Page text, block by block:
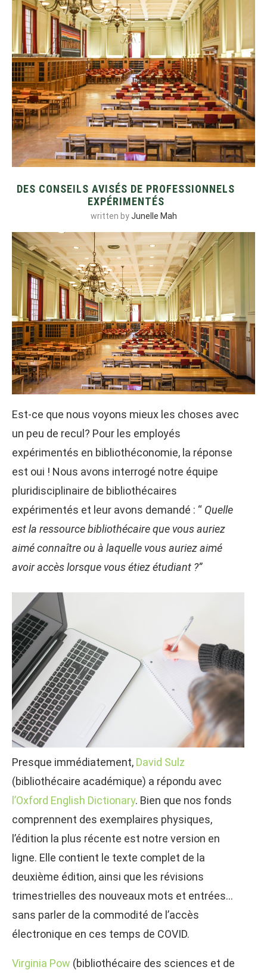
DES CONSEILS AVISÉS DE PROFESSIONNELS
EXPÉRIMENTÉS
written byJunelle Mah
Est-ce que nous voyons mieux les choses avec
un peu de recul? Pour les employés
expérimentés en bibliothéconomie, la réponse
est oui ! Nous avons interrogé notre équipe
pluridisciplinaire de bibliothécaires
expérimentés et leur avons demandé : “ Quelle
est la ressource bibliothécaire que vous auriez
aimé connaître ou à laquelle vous auriez aimé
avoir accès lorsque vous étiez étudiant ?”
Presque immédiatement, David Sulz
(bibliothécaire académique) a répondu avec
l’Oxford English Dictionary. Bien que nos fonds
comprennent des exemplaires physiques,
l’édition la plus récente est notre version en
ligne. Elle contient le texte complet de la
deuxième édition, ainsi que les révisions
trimestrielles des nouveaux mots et entrées…
sans parler de la commodité de l’accès
électronique en ces temps de COVID.
Virginia Pow (bibliothécaire des sciences et de